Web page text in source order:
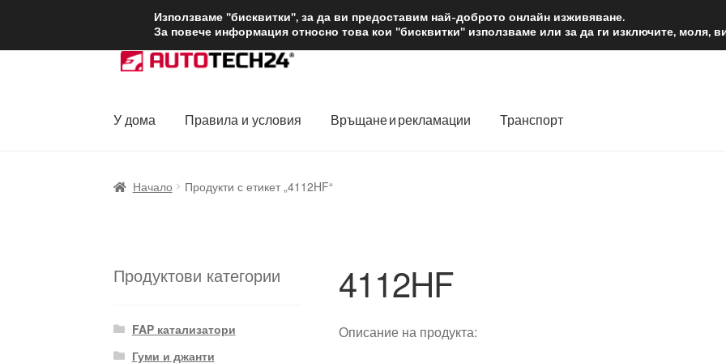
ДОСТАВКА от 12 лв.
Skip
to
Skip
to
У дома Правила и условия Връщане и рекламации Транспорт
Начало Продукти с етикет „4112HF“
4112HF
Описание на продукта:
Продуктови категории
FAP катализатори
Гуми и джанти
Използваме "бисквитки", за да ви предоставим най-доброто онлайн изживяване.
За повече информация относно това кои "бисквитки" използваме или за да ги изключите, моля,